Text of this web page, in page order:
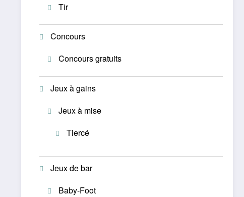
Tir
Concours
Concours gratuits
Jeux à gains
Jeux à mise
Tiercé
Jeux de bar
Baby-Foot